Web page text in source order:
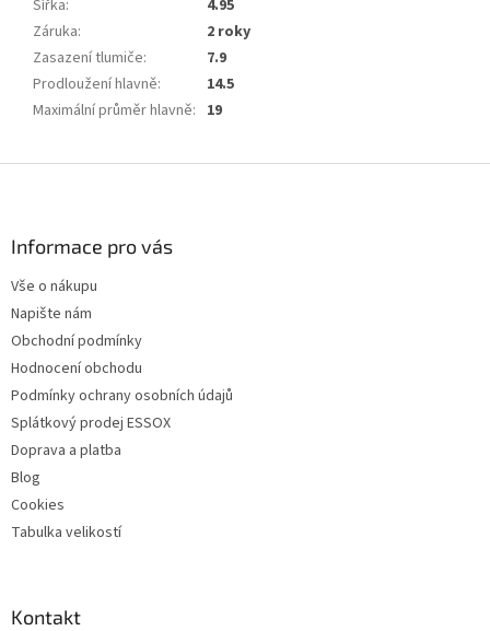
Šířka:
4.95
Záruka:
2 roky
Zasazení tlumiče:
7.9
Prodloužení hlavně:
14.5
Maximální průměr hlavně: 19
Informace pro vás
Vše o nákupu
Napište nám
Obchodní podmínky
Hodnocení obchodu
Podmínky ochrany osobních údajů
Splátkový prodej ESSOX
Doprava a platba
Blog
Cookies
Tabulka velikostí
Kontakt